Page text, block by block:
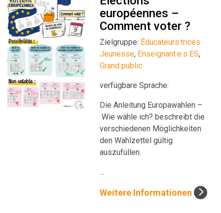
européennes –
Comment voter ?
Zielgruppe: Éducateurs·trices
Jeunesse, Enseignant·e·s ES,
Grand public
verfügbare Sprache:
Die Anleitung Europawahlen –
Wie wähle ich? beschreibt die
verschiedenen Möglichkeiten
den Wahlzettel gültig
auszufüllen.
...
Weitere Informationen